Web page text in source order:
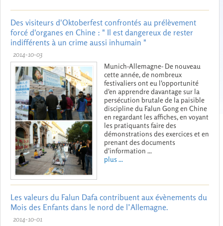
Des visiteurs d'Oktoberfest confrontés au prélèvement
forcé d'organes en Chine : " Il est dangereux de rester
indifférents à un crime aussi inhumain "
2014-10-03
Munich-Allemagne- De nouveau
cette année, de nombreux
festivaliers ont eu l'opportunité
d'en apprendre davantage sur la
persécution brutale de la paisible
discipline du Falun Gong en Chine
en regardant les affiches, en voyant
les pratiquants faire des
démonstrations des exercices et en
prenant des documents
d'information ...
plus ...
Les valeurs du Falun Dafa contribuent aux évènements du
Mois des Enfants dans le nord de l’Allemagne.
2014-10-01